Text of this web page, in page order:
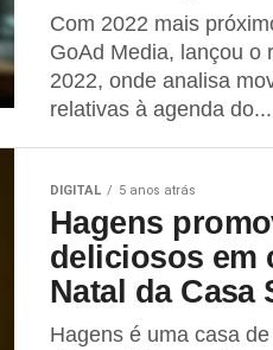
Com 2022 mais
GoAd Media, lançou o
2022, onde analisa
relativas à agenda do...
DIGITAL 5 anos atrás
Hagens
deliciosos em
Natal da Casa
Hagens é uma casa